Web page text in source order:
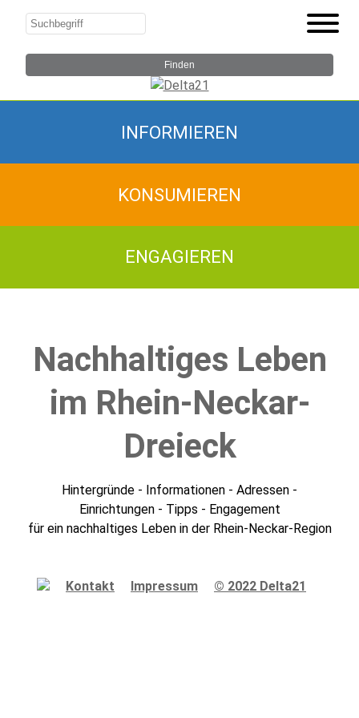
INFORMIEREN
KONSUMIEREN
ENGAGIEREN
Nachhaltiges Leben
im Rhein-Neckar-
Dreieck
Hintergründe - Informationen - Adressen -
Einrichtungen - Tipps - Engagement
für ein nachhaltiges Leben in der Rhein-Neckar-Region
Kontakt Impressum © 2022 Delta21